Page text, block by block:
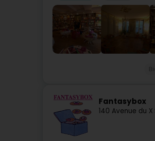
Fantasybox
140 Avenue du